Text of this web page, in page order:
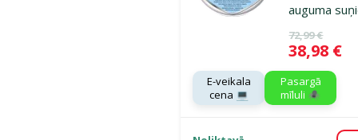
auguma
Oriģinālā
72,99 €
Cena
38,98 €
E-veikala
cena 💻
Pasargā
mīluli 🕷️